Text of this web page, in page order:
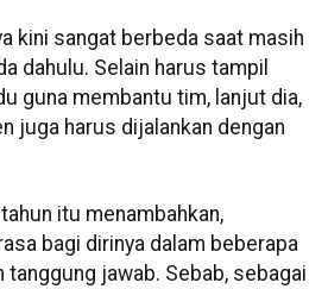
kini sangat berbeda saat masih
dahulu. Selain harus tampil
guna membantu tim, lanjut dia,
juga harus dijalankan dengan
itu menambahkan,
bagi dirinya dalam beberapa
tanggung jawab. Sebab, sebagai